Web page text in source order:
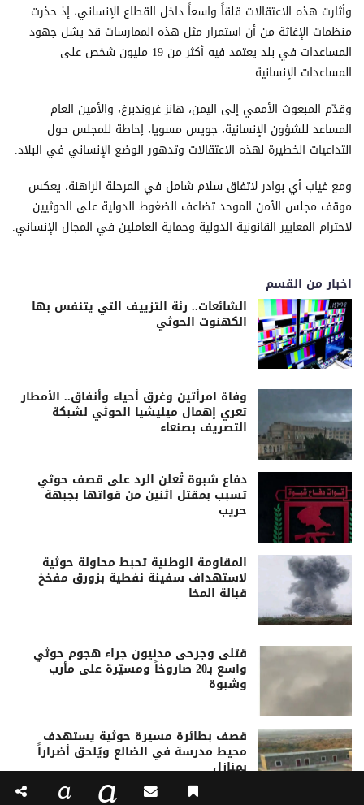
وأثارت هذه الاعتقالات قلقاً واسعاً داخل القطاع الإنساني، إذ حذرت
منظمات الإغاثة من أن استمرار مثل هذه الممارسات قد يشل جهود
المساعدات في بلد يعتمد فيه أكثر من 19 مليون شخص على
المساعدات الإنسانية.
وقدّم المبعوث الأممي إلى اليمن، هانز غروندبرغ، والأمين العام
المساعد للشؤون الإنسانية، جويس مسويا، إحاطة للمجلس حول
التداعيات الخطيرة لهذه الاعتقالات وتدهور الوضع الإنساني في البلاد.
ومع غياب أي بوادر لاتفاق سلام شامل في المرحلة الراهنة، يعكس
موقف مجلس الأمن الموحد تضاعف الضغوط الدولية على الحوثيين
لاحترام المعايير القانونية الدولية وحماية العاملين في المجال الإنساني.
اخبار من القسم
الشائعات.. رئة التزييف التي يتنفس بها
الكهنوت الحوثي
وفاة امرأتين وغرق أحياء وأنفاق.. الأمطار
تعري إهمال ميليشيا الحوثي لشبكة
التصريف بصنعاء
دفاع شبوة تُعلن الرد على قصف حوثي
تسبب بمقتل اثنين من قواتها بجبهة
حريب
المقاومة الوطنية تحبط محاولة حوثية
لاستهداف سفينة نفطية بزورق مفخخ
قبالة المخا
قتلى وجرحى مدنيون جراء هجوم حوثي
واسع بـ20 صاروخاً ومسيّرة على مأرب
وشبوة
قصف بطائرة مسيرة حوثية يستهدف
محيط مدرسة في الضالع ويُلحق أضراراً
بمنازل
a a